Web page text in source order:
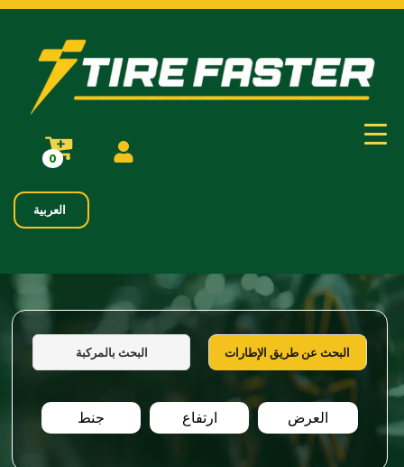
0
العربية
البحث عن طريق الإطارات البحث بالمركبة
العرض ارتفاع جنط